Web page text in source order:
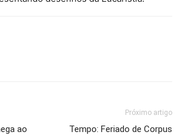
ao
Próximo artigo
Tempo: Feriado de Corpus